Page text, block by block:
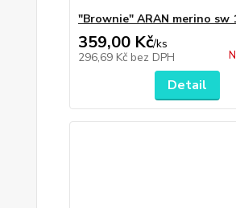
"Brownie" ARAN merino sw
359,00 Kč/ks
296,69 Kč bez DPH
Detail